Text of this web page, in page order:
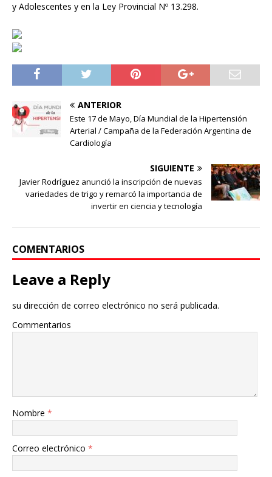
y Adolescentes y en la Ley Provincial Nº 13.298.
ANTERIOR
Este 17 de Mayo, Día Mundial de la Hipertensión
Arterial / Campaña de la Federación Argentina de
Cardiología
SIGUIENTE
Javier Rodríguez anunció la inscripción de nuevas
variedades de trigo y remarcó la importancia de
invertir en ciencia y tecnología
COMENTARIOS
Leave a Reply
su dirección de correo electrónico no será publicada.
Commentarios
Nombre *
Correo electrónico *